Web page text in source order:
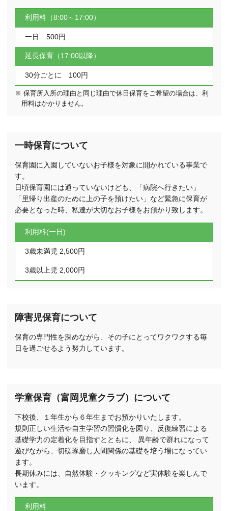
利用料（8:00～17:00）
一日 500円
延長保育（17:00以降）
30分ごとに 100円
※ 保育所入所の理由と同じ理由で休日保育をご希望の場合は、利
用料はかかりません。
一時保育について
保育園に入園していないお子様を対象に開かれている事業で
す。
日頃保育園には通っていないけども、「病院へ行きたい」
「里帰り出産のために上の子を預けたい」など緊急に保育が
必要となった時、私達が大切なお子様をお預かり致します。
利用料(一日)
3歳未満児 2,500円
3歳以上児 2,000円
障害児保育について
保育の専門性を深めながら、その子にとってワクワクする毎
日を過ごせるよう努力しています。
学童保育（富岡児童クラブ）について
下校後、１年生から６年生までお預かりいたします。
規則正しい生活や自主学習の習慣化を図り、反復練習による
基礎学力の定着化を目指すとともに、 異年齢で群れになって
遊びながら、切磋琢磨し人間関係の基礎を培う場になってい
ます。
長期休みには、自然体験・クッキングなど実体験を楽しんで
います。
利用料